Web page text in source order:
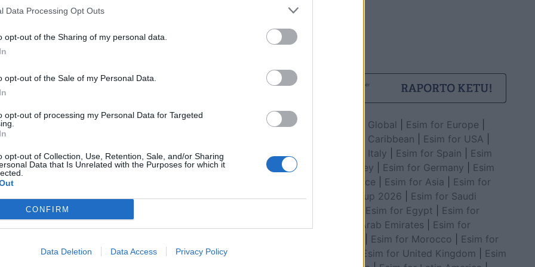
Data Processing Opt Outs
opt-out of the Sharing of my personal data.
opt-out of the Sale of my Personal Data.
opt-out of processing my Personal Data for Targeted
opt-out of Collection, Use, Retention, Sale, and/or Sharing
Data that Is Unrelated with the Purposes for which it
CONFIRM
Data Deletion Data Access Privacy Policy
Është në super formë, Thiago
Silva dhe Chelsea gati të
dhimbshme e Thiago
vdekjes nga
fortë me të cilin është përballur
16:55 / 24/03/2021
Esim for Global Esim for Europe
Esim for Caribbean
Esim for USA
Esim for Italy
Esim for Spain
Esim
for Turkey
Esim for Germany
Esim
for Greece
Esim for Asia
Esim for
World Cup 2026
Esim for Saudi
Esim for Egypt
Esim for
United Arab Emirates
Esim for
Esim for Morocco
Esim for
Esim for United Kingdom
Esim